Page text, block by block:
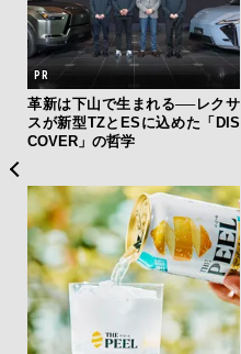
革新は下山で生まれる──レクサ
スが新型TZとESに込めた「DIS
COVER」の哲学